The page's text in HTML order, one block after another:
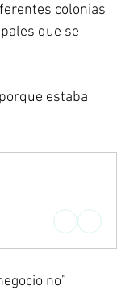
colonias
que se
estaba
no”